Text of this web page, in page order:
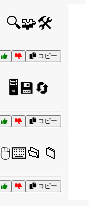
🔍🧩🛠️
コピー
🖥️💾🔄
コピー
🖱️⌨️📂📁
コピー